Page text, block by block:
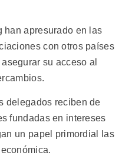
han apresurado en las
con otros países
su acceso al
delegados reciben de
fundadas en intereses
un papel primordial las